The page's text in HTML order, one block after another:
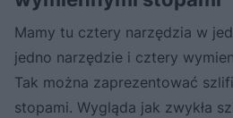
Mamy tu cztery narzędzia w
jedno narzędzie i cztery
Tak można zaprezentować
stopami. Wygląda jak zwykła